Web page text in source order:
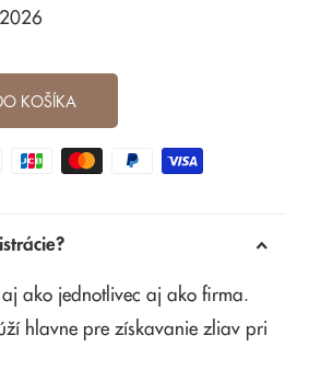
KOŠÍKA
ako jednotlivec aj ako firma.
hlavne pre získavanie zliav pri